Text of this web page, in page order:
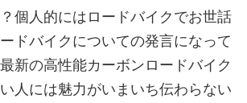
個人的にはロードバイクでお世話
ドバイクについての発言になって
新の高性能カーボンロードバイク
人には魅力がいまいち伝わらない